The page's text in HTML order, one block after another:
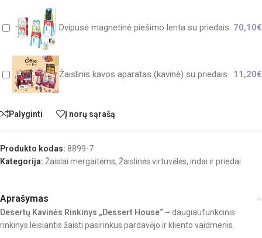
Dvipusė magnetinė piešimo lenta su priedais 70,10€
Žaislinis kavos aparatas (kavinė) su priedais 11,20€
Palyginti Į norų sąrašą
Produkto kodas: 8899-7
Kategorija: Žaislai mergaitėms, Žaislinės virtuvėlės, indai ir priedai
Aprašymas
Desertų Kavinės Rinkinys „Dessert House“ – daugiaufunkcinis
rinkinys leisiantis žaisti pasirinkus pardavėjo ir kliento vaidmenis.